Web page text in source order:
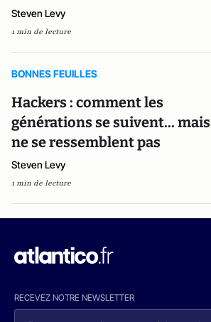
Steven Levy
1 min de lecture
BONNES FEUILLES
Hackers : comment les
générations se suivent... mais
ne se ressemblent pas
Steven Levy
1 min de lecture
RECEVEZ NOTRE NEWSLETTER